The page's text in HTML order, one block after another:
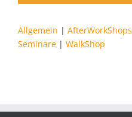
Allgemein | AfterWorkShops
Seminare | WalkShop